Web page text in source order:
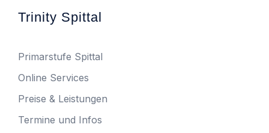
Trinity Spittal
Primarstufe Spittal
Online Services
Preise & Leistungen
Termine und Infos